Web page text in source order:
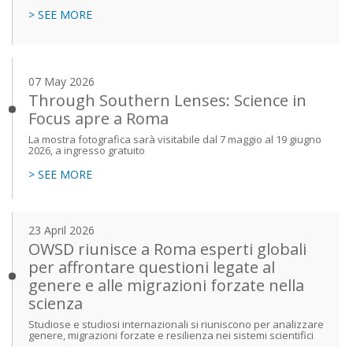
> SEE MORE
07 May 2026
Through Southern Lenses: Science in
Focus apre a Roma
La mostra fotografica sarà visitabile dal 7 maggio al 19 giugno
2026, a ingresso gratuito
> SEE MORE
23 April 2026
OWSD riunisce a Roma esperti globali
per affrontare questioni legate al
genere e alle migrazioni forzate nella
scienza
Studiose e studiosi internazionali si riuniscono per analizzare
genere, migrazioni forzate e resilienza nei sistemi scientifici